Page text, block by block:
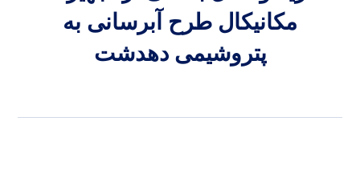
مکانیکال طرح آبرسانی به
پتروشیمی دهدشت